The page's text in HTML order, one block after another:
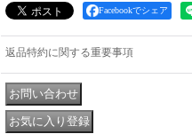
Facebookでシェア
返品特約に関する重要事項